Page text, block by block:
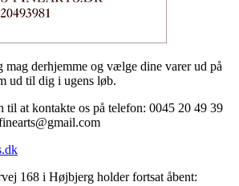
mag derhjemme og vælge dine varer ud på
ud til dig i ugens løb.
til at kontakte os på telefon: 0045 20 49 39
168 i Højbjerg holder fortsat åbent: